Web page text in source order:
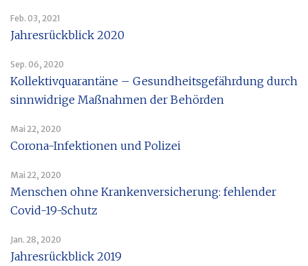
Feb. 03, 2021
Jahresrückblick 2020
Sep. 06, 2020
Kollektivquarantäne – Gesundheitsgefährdung durch
sinnwidrige Maßnahmen der Behörden
Mai 22, 2020
Corona-Infektionen und Polizei
Mai 22, 2020
Menschen ohne Krankenversicherung: fehlender
Covid-19-Schutz
Jan. 28, 2020
Jahresrückblick 2019